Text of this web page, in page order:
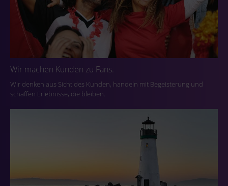
Wir machen Kunden zu Fans.
Wir denken aus Sicht des Kunden, handeln mit Begeisterung und
schaffen Erlebnisse, die bleiben.